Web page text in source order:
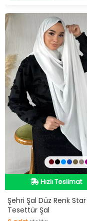
Hızlı Teslimat
Hızlı Teslimat
Şehri Şal Düz Renk Star
Tesettür Şal